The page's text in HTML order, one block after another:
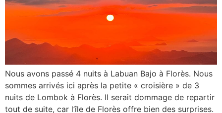
Nous avons passé 4 nuits à Labuan Bajo à Florès. Nous
sommes arrivés ici après la petite « croisière » de 3
nuits de Lombok à Florès. Il serait dommage de repartir
tout de suite, car l’île de Florès offre bien des surprises.